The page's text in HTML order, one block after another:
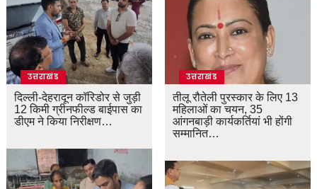
उत्तराखंड
दिल्ली-देहरादून कॉरिडोर से जुड़ी
12 किमी ग्रीनफील्ड बाईपास का
डीएम ने किया निरीक्षण…
उत्तराखंड
तीलू रौतेली पुरस्कार के लिए 13
महिलाओं का चयन, 35
आंगनबाड़ी कार्यकर्तियां भी होंगी
सम्मानित…